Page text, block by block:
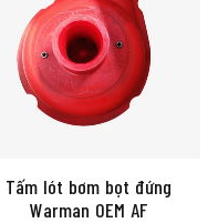
Tấm lót bơm bọt đứng
Warman OEM AF